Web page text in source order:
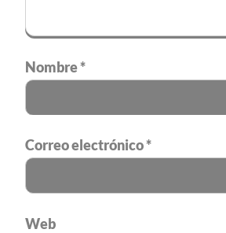
Nombre*
Correo electrónico*
Web